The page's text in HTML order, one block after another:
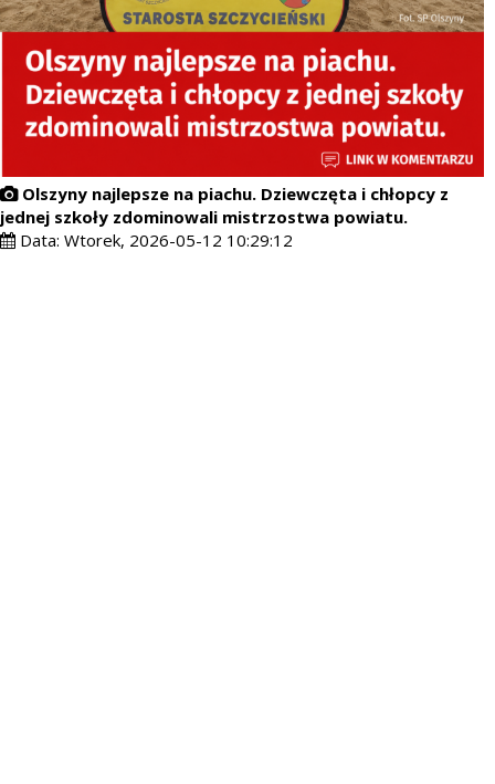
Olszyny najlepsze na piachu. Dziewczęta i chłopcy z
jednej szkoły zdominowali mistrzostwa powiatu.
Data: Wtorek, 2026-05-12 10:29:12